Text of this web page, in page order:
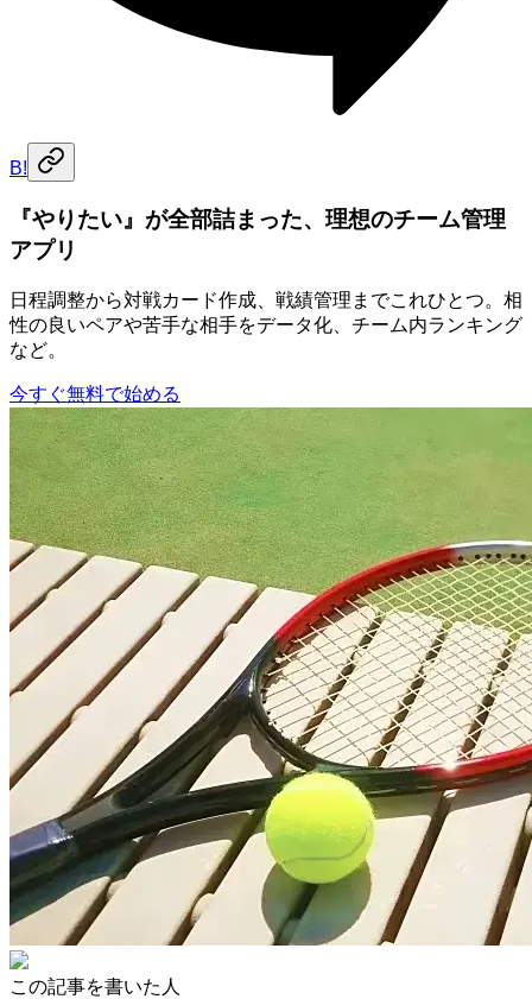
B!
『やりたい』が全部詰まった、理想のチーム管理
アプリ
日程調整から対戦カード作成、戦績管理までこれひとつ。相
性の良いペアや苦手な相手をデータ化、チーム内ランキング
など。
今すぐ無料で始める
この記事を書いた人